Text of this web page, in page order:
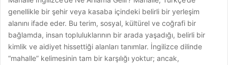
genellikle bir şehir veya kasaba içindeki belirli bir yerleşim
alanını ifade eder. Bu terim, sosyal, kültürel ve coğrafi bir
bağlamda, insan topluluklarının bir arada yaşadığı, belirli bir
kimlik ve aidiyet hissettiği alanları tanımlar. İngilizce dilinde
“mahalle” kelimesinin tam bir karşılığı yoktur; ancak,